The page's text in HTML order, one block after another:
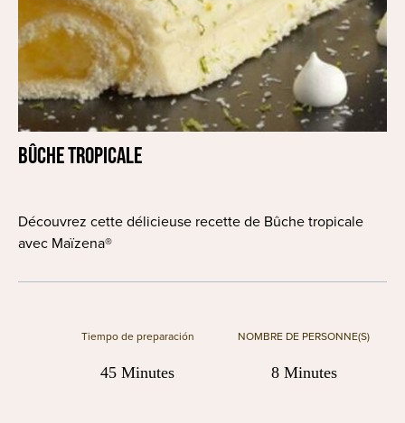
Bûche tropicale
Découvrez cette délicieuse recette de Bûche tropicale
avec Maïzena®
Tiempo de preparación
45 Minutes
NOMBRE DE PERSONNE(S)
8 Minutes